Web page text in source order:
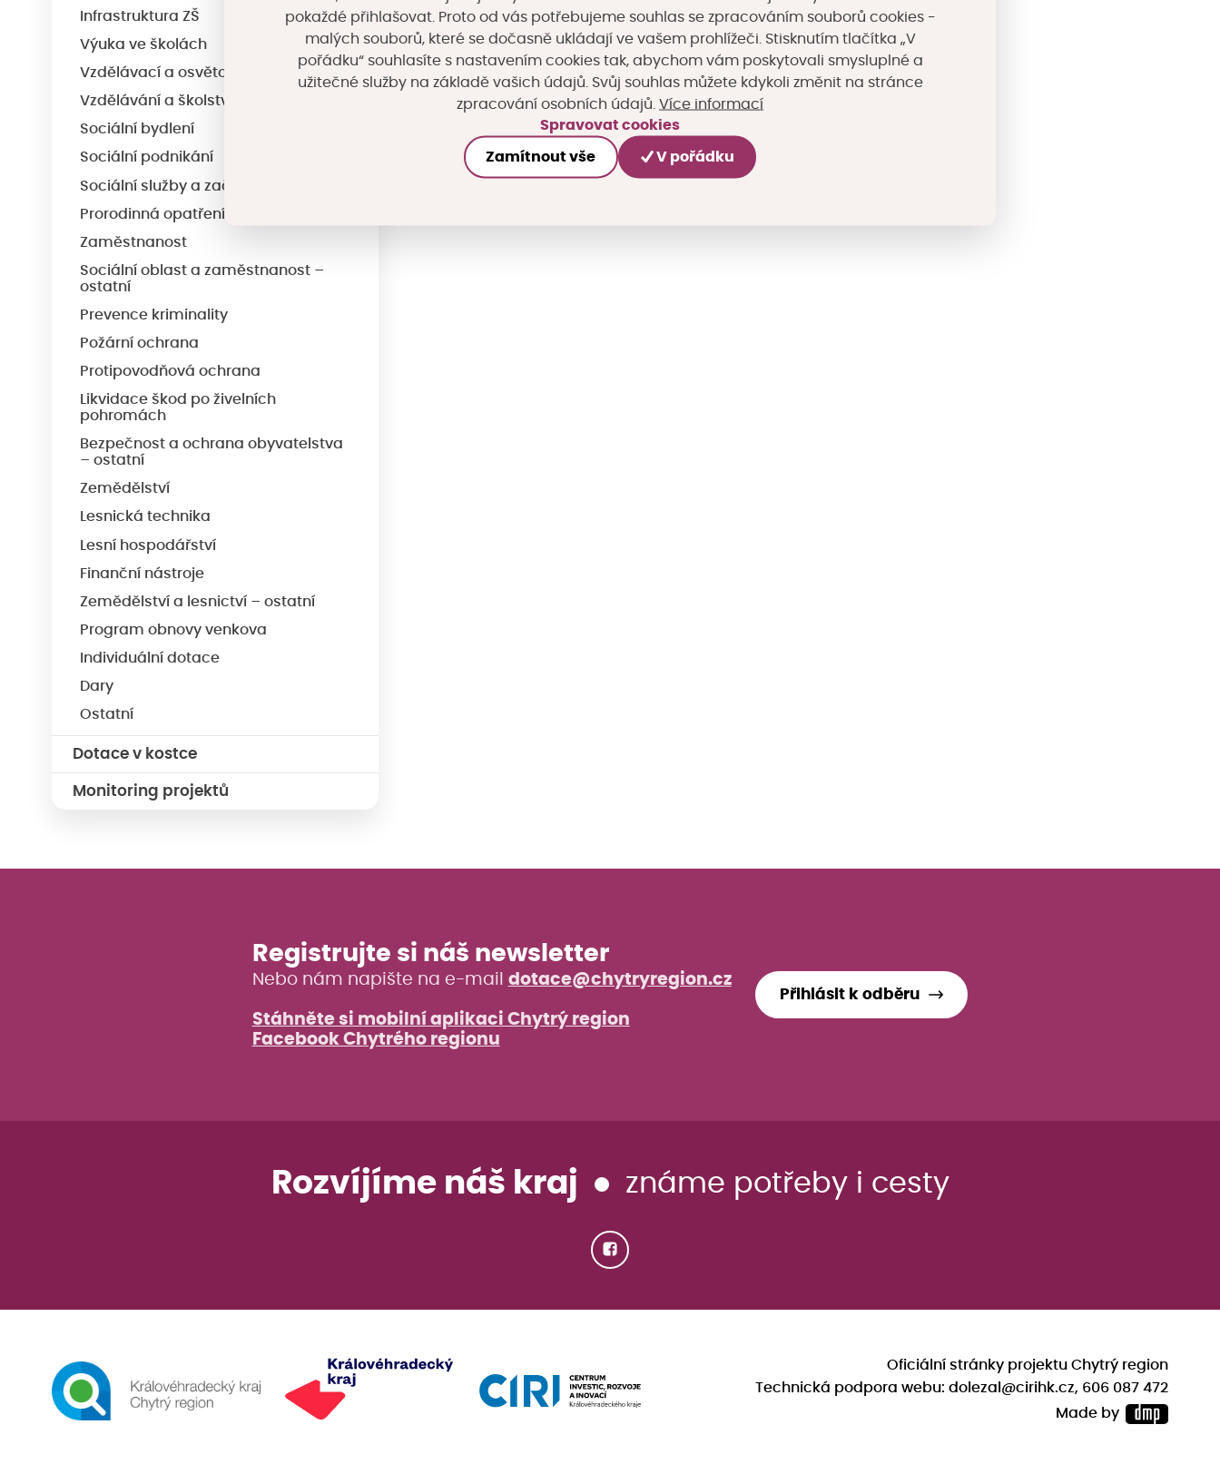
Infrastruktura ZŠ
Výuka ve školách
Vzdělávací a osvětové akce
Vzdělávání a školství – ostatní
Sociální bydlení
Sociální podnikání
Sociální služby a začleňování
Prorodinná opatření
Zaměstnanost
Sociální oblast a zaměstnanost –
ostatní
Prevence kriminality
Požární ochrana
Protipovodňová ochrana
Likvidace škod po živelních
pohromách
Bezpečnost a ochrana obyvatelstva
– ostatní
Zemědělství
Lesnická technika
Lesní hospodářství
Finanční nástroje
Zemědělství a lesnictví – ostatní
Program obnovy venkova
Individuální dotace
Dary
Ostatní
Dotace v kostce
Monitoring projektů
Registrujte si náš newsletter
Nebo nám napište na e-mail dotace@chytryregion.cz
Stáhněte si mobilní aplikaci Chytrý region
Facebook Chytrého regionu
Přihlásit k odběru
Rozvíjíme náš kraj známe potřeby i cesty
Oficiální stránky projektu Chytrý region
Technická podpora webu: dolezal@cirihk.cz, 606 087 472
Made by
pokaždé přihlašovat. Proto od vás potřebujeme souhlas se zpracováním souborů cookies -
malých souborů, které se dočasně ukládají ve vašem prohlížeči. Stisknutím tlačítka „V
pořádku“ souhlasíte s nastavením cookies tak, abychom vám poskytovali smysluplné a
užitečné služby na základě vašich údajů. Svůj souhlas můžete kdykoli změnit na stránce
zpracování osobních údajů. Více informací
Spravovat cookies
Zamítnout vše V pořádku